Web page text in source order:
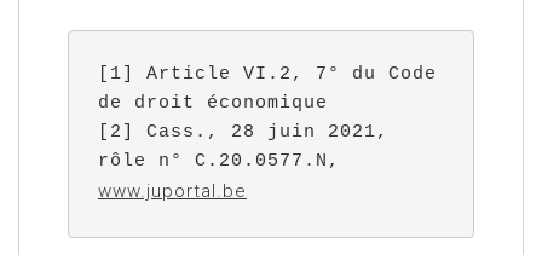
[1] Article VI.2, 7° du Code
de droit économique
[2] Cass., 28 juin 2021,
www.juportal.be